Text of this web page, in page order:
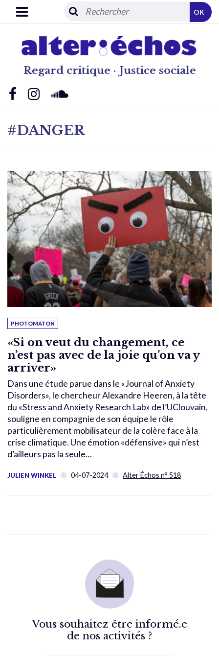
Regard critique · Justice sociale
OK
#DANGER
PHOTOMATON
«Si on veut du changement, ce
n’est pas avec de la joie qu’on va y
arriver»
Dans une étude parue dans le «Journal of Anxiety
Disorders», le chercheur Alexandre Heeren, à la tête
du «Stress and Anxiety Research Lab» de l’UClouvain,
souligne en compagnie de son équipe le rôle
particulièrement mobilisateur de la colère face à la
crise climatique. Une émotion «défensive» qui n’est
d’ailleurs pas la seule…
JULIEN WINKEL 04-07-2024 Alter Échos n° 518
Vous souhaitez être informé.e
de nos activités ?